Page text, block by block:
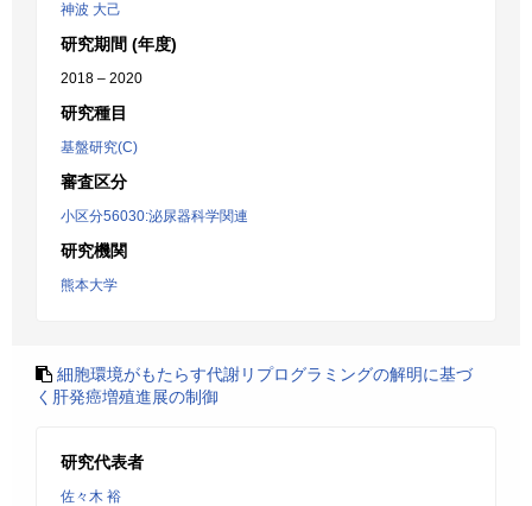
神波 大己
研究期間 (年度)
2018 – 2020
研究種目
基盤研究(C)
審査区分
小区分56030:泌尿器科学関連
研究機関
熊本大学
細胞環境がもたらす代謝リプログラミングの解明に基づ
く肝発癌増殖進展の制御
研究代表者
佐々木 裕